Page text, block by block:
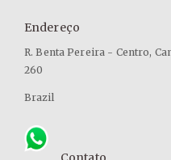
Endereço
R. Benta Pereira - Centro,
260
Brazil